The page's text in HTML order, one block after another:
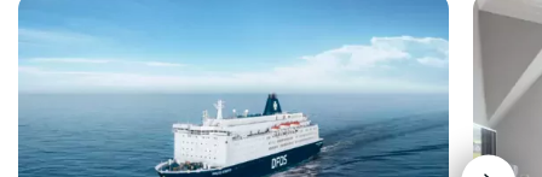
Hoogtepunt
Stadstour Edinburgh